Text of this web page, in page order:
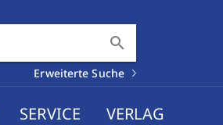
search
Erweiterte Suche
SERVICE VERLAG